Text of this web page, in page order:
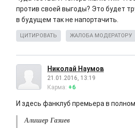
против своей выгоды? Это будет
в будущем так не напортачить.
ЦИТИРОВАТЬ ЖАЛОБА МОДЕРАТОРУ
Николай Наумов
21.01.2016, 13:19
Карма: +6
И здесь фанклуб премьера в
Алишер Газиев